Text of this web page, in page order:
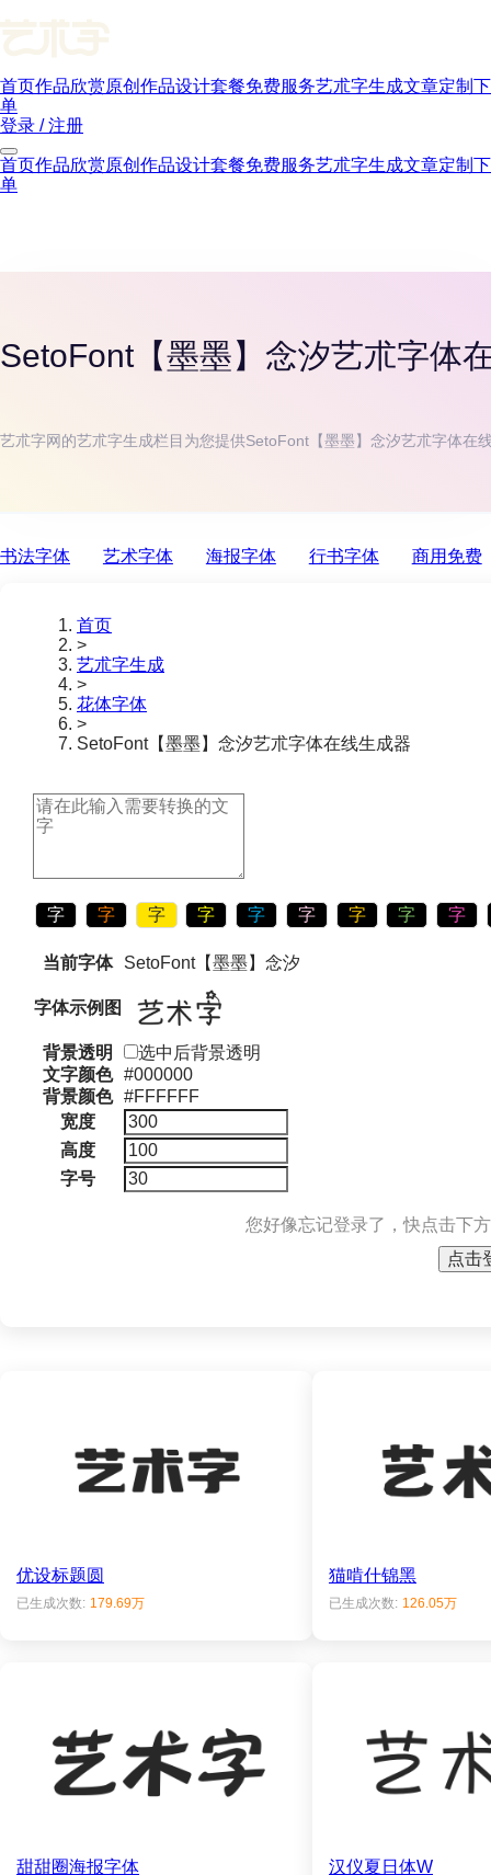
首页作品欣赏原创作品设计套餐免费服务艺朮字生成文章定制下
单
登录 / 注册
首页作品欣赏原创作品设计套餐免费服务艺朮字生成文章定制下
单
SetoFont【墨墨】念汐艺朮字体
艺朮字网的艺朮字生成栏目为您提供SetoFont【墨墨】念汐艺朮字体在
书法字体 艺术字体 海报字体 行书字体 商用免费
首页
>
艺朮字生成
>
花体字体
>
SetoFont【墨墨】念汐艺朮字体在线生成器
字 字 字 字 字 字 字 字 字
当前字体 SetoFont【墨墨】念汐
字体示例图
背景透明
选中后背景透明
文字颜色 #000000
背景颜色 #FFFFFF
宽度
高度
字号
您好像忘记登录了，快点击下
点击
优设标题圆
已生成次数: 179.69万
猫啃什锦黑
已生成次数: 126.05万
甜甜圈海报字体 汉仪夏日体W